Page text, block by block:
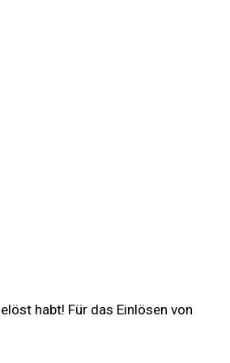
habt! Für das Einlösen von